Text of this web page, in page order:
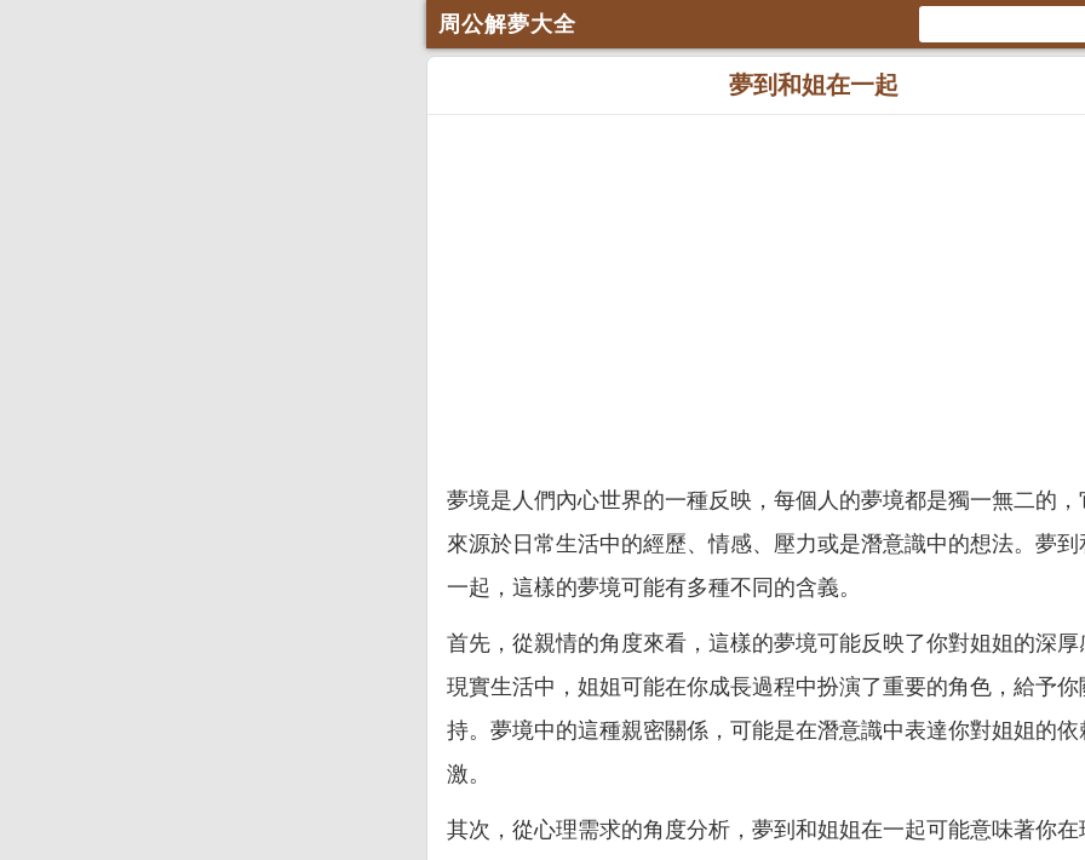
周公解夢大全
夢到和姐在一起
夢境是人們內心世界的一種反映，每個人的夢境都是獨一無二的，
來源於日常生活中的經歷、情感、壓力或是潛意識中的想法。夢到
一起，這樣的夢境可能有多種不同的含義。
首先，從親情的角度來看，這樣的夢境可能反映了你對姐姐的深厚
現實生活中，姐姐可能在你成長過程中扮演了重要的角色，給予你
持。夢境中的這種親密關係，可能是在潛意識中表達你對姐姐的依
激。
其次，從心理需求的角度分析，夢到和姐姐在一起可能意味著你在